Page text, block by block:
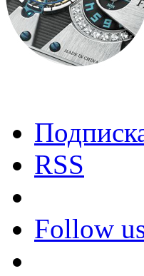
RSS
Follow